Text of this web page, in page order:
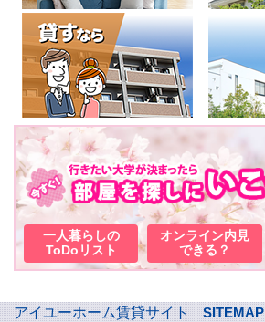
一人暮らしの
ToDoリスト
オンライン内見
できる？
アイユーホーム賃貸サイト
SITEMAP